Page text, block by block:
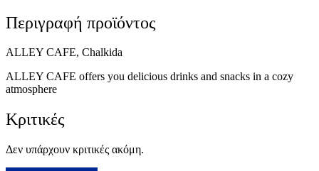
Περιγραφή προϊόντος
ALLEY CAFE, Chalkida
ALLEY CAFE offers you delicious drinks and snacks in a cozy
atmosphere
Κριτικές
Δεν υπάρχουν κριτικές ακόμη.